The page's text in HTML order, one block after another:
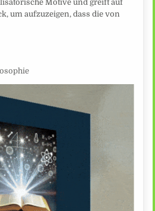
Motive und greift auf
um aufzuzeigen, dass die von